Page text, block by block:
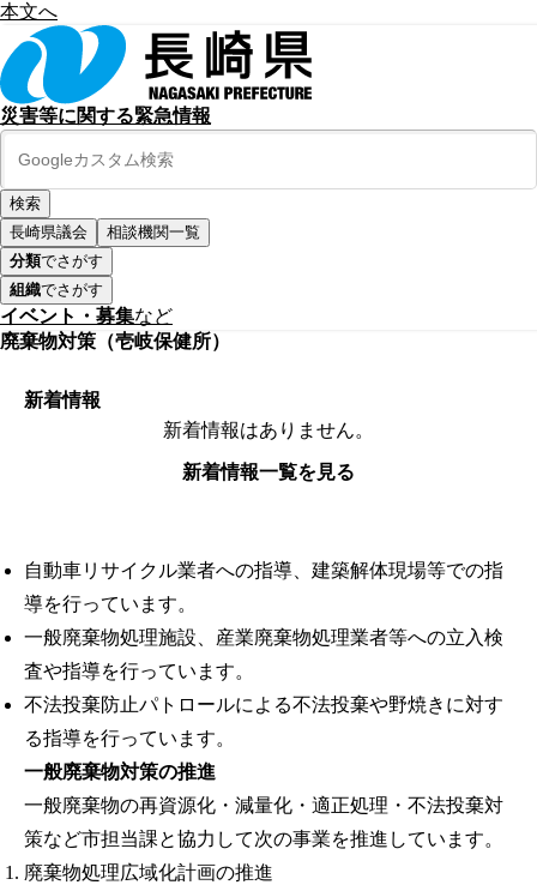
本文へ
災害等に関する緊急情報
長崎県議会
相談機関一覧
分類でさがす
組織でさがす
イベント・募集など
廃棄物対策（壱岐保健所）
新着情報
新着情報はありません。
新着情報一覧を見る
自動車リサイクル業者への指導、建築解体現場等での指
導を行っています。
一般廃棄物処理施設、産業廃棄物処理業者等への立入検
査や指導を行っています。
不法投棄防止パトロールによる不法投棄や野焼きに対す
る指導を行っています。
一般廃棄物対策の推進
一般廃棄物の再資源化・減量化・適正処理・不法投棄対
策など市担当課と協力して次の事業を推進しています。
廃棄物処理広域化計画の推進